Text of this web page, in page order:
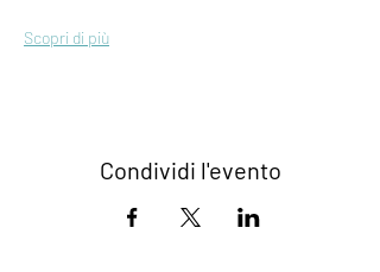
Scopri di più
Condividi l'evento